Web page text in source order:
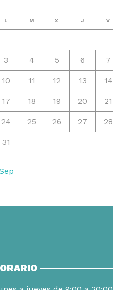
L M X J V
3 4 5 6 7
10 11 12 13 14
17 18 19 20 21
24 25 26 27 28
31